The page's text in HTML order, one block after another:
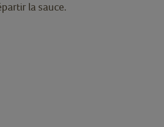
la sauce.